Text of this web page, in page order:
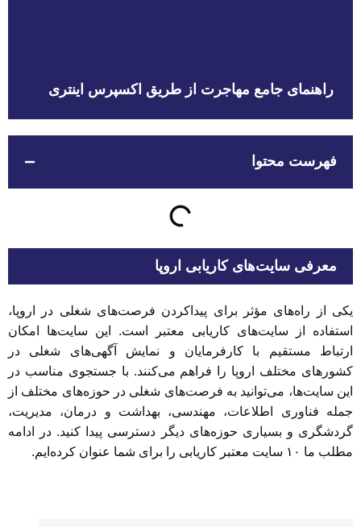
راهنمای جامع مهاجرت از طریق اکسپرس اینتری
فهرست محتوا
معرفی سایت‌های کاریابی اروپا
یکی از راه‌های مؤثر برای پیداکردن فرصت‌های شغلی در اروپا،
استفاده از سایت‌های کاریابی معتبر است. این سایت‌ها امکان
ارتباط مستقیم با کارفرمایان و نمایش آگهی‌های شغلی در
کشورهای مختلف اروپا را فراهم می‌کنند. با جستجوی مناسب در
این سایت‌ها، می‌توانید به فرصت‌های شغلی در حوزه‌های مختلف از
جمله فناوری اطلاعات، مهندسی، بهداشت و درمان، مدیریت،
گردشگری و بسیاری حوزه‌های دیگر دسترسی پیدا کنید. در ادامه
مطلب ما ۱۰ سایت معتبر کاریابی را برای شما عنوان کرده‌ایم.